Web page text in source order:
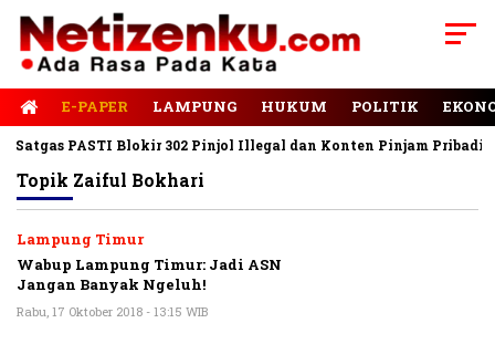
E-PAPER LAMPUNG HUKUM POLITIK
PASTI Blokir 302 Pinjol Illegal dan Konten Pinjam Pribadi
Topik Zaiful Bokhari
Lampung Timur
Wabup Lampung Timur: Jadi ASN
Jangan Banyak Ngeluh!
Rabu, 17 Oktober 2018 - 13:15 WIB